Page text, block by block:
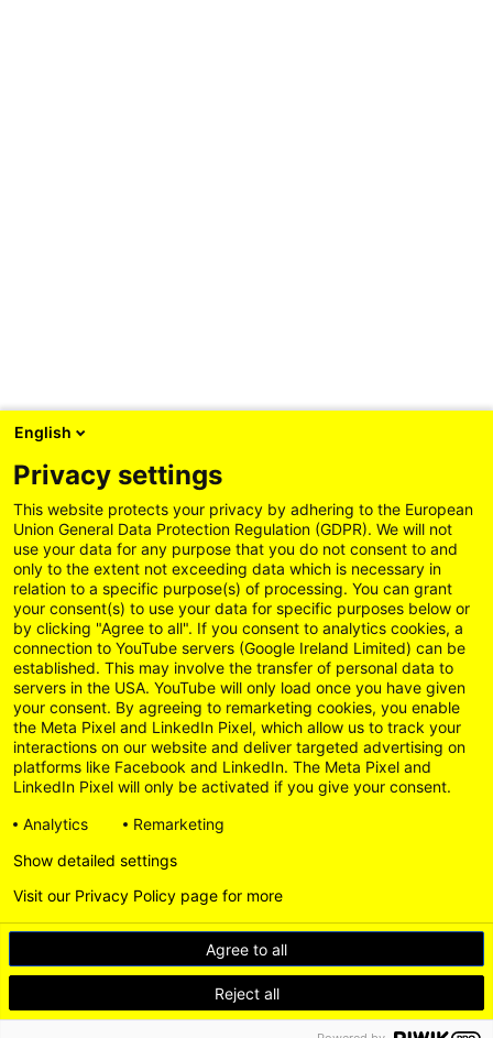
English
Privacy settings
This website protects your privacy by adhering to the European
Union General Data Protection Regulation (GDPR). We will not
use your data for any purpose that you do not consent to and
only to the extent not exceeding data which is necessary in
relation to a specific purpose(s) of processing. You can grant
your consent(s) to use your data for specific purposes below or
by clicking "Agree to all". If you consent to analytics cookies, a
connection to YouTube servers (Google Ireland Limited) can be
established. This may involve the transfer of personal data to
servers in the USA. YouTube will only load once you have given
your consent. By agreeing to remarketing cookies, you enable
the Meta Pixel and LinkedIn Pixel, which allow us to track your
interactions on our website and deliver targeted advertising on
platforms like Facebook and LinkedIn. The Meta Pixel and
LinkedIn Pixel will only be activated if you give your consent.
Analytics
Remarketing
Agree to all
Reject all
Show detailed settings
Visit our Privacy Policy page for more